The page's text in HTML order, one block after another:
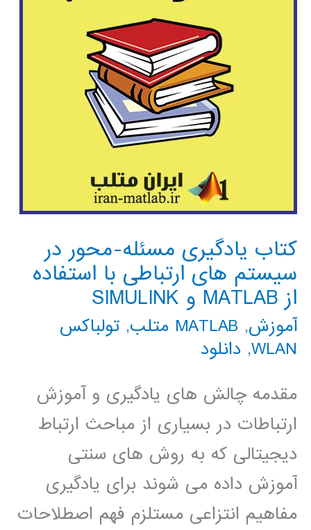
کتاب یادگیری مسئله-محور در
سیستم های ارتباطی با استفاده
از MATLAB و SIMULINK
آموزش, MATLAB متلب , تولباکس
WLAN
, دانلود
مقدمه چالش های یادگیری و آموزش
ارتباطات در بسیاری از مباحث ارتباط
دیجیتالی که به روش های سنتی
آموزش داده می شوند برای یادگیری
مفاهیم انتزاعی مستلزم فهم اصطلاحات